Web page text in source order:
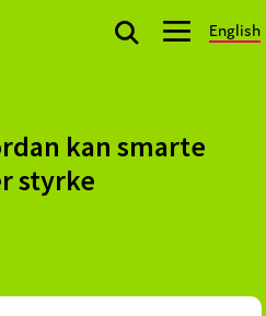
English
kan smarte
styrke